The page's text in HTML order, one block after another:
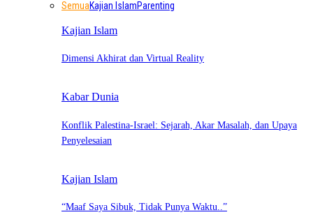
SemuaKajian IslamParenting
Kajian Islam
Dimensi Akhirat dan Virtual Reality
Kabar Dunia
Konflik Palestina-Israel: Sejarah, Akar Masalah, dan Upaya
Penyelesaian
Kajian Islam
“Maaf Saya Sibuk, Tidak Punya Waktu..”